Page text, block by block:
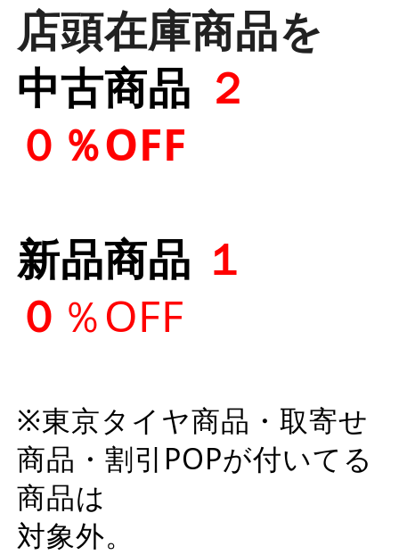
店頭在庫商品を
中古商品 ２
０％OFF
新品商品 １
０ ％OFF
※東京タイヤ商品・取寄せ
商品・ 割引POPが付いてる
商品は
対象外。